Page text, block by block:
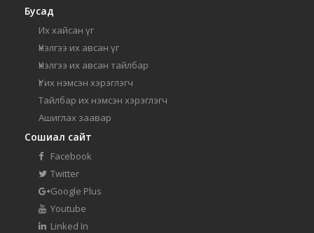
Бусад
Их хайсан үг
Үнэлгээ их авсан үг
Үнэлгээ их авсан тайлбар
Үг их нэмсэн хэрэглэгч
Тайлбар их нэмсэн хэрэглэгч
Ашиглах заавар
Сошиал сайт
Facebook
Twitter
Google Plus
Youtube
Linked In